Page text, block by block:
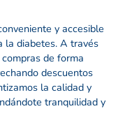
y accesible
la diabetes. A través
de forma
descuentos
la calidad y
tranquilidad y